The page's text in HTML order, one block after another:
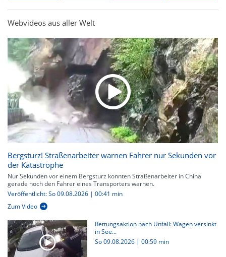
Webvideos aus aller Welt
Bergsturz! Straßenarbeiter warnen Fahrer nur Sekunden vor
der Katastrophe
Nur Sekunden vor einem Bergsturz konnten Straßenarbeiter in China
gerade noch den Fahrer eines Transporters warnen.
Veröffentlicht: So 09.08.2026 | 00:41 min
Zum Video
Rettungsaktion nach Unfall: Wagen versinkt
in See...
So 09.08.2026 | 00:59 min